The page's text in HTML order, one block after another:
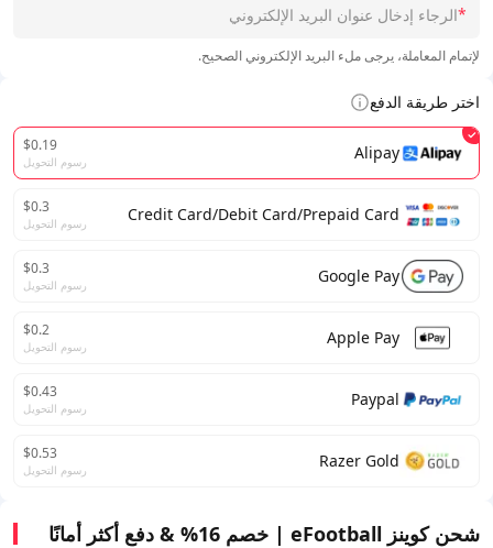
*
لإتمام المعاملة، يرجى ملء البريد الإلكتروني الصحيح.
اختر طريقة الدفع
Alipay
$0.19
رسوم التحويل
Credit Card/Debit Card/Prepaid Card
$0.3
رسوم التحويل
Google Pay
$0.3
رسوم التحويل
Apple Pay
$0.2
رسوم التحويل
Paypal
$0.43
رسوم التحويل
Razer Gold
$0.53
رسوم التحويل
شحن كوينز eFootball | خصم 16% & دفع أكثر أمانًا